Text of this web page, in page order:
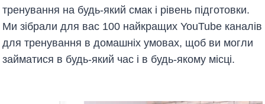
тренування на будь-який смак і рівень підготовки.
Ми зібрали для вас 100 найкращих YouTube каналів
для тренування в домашніх умовах, щоб ви могли
займатися в будь-який час і в будь-якому місці.